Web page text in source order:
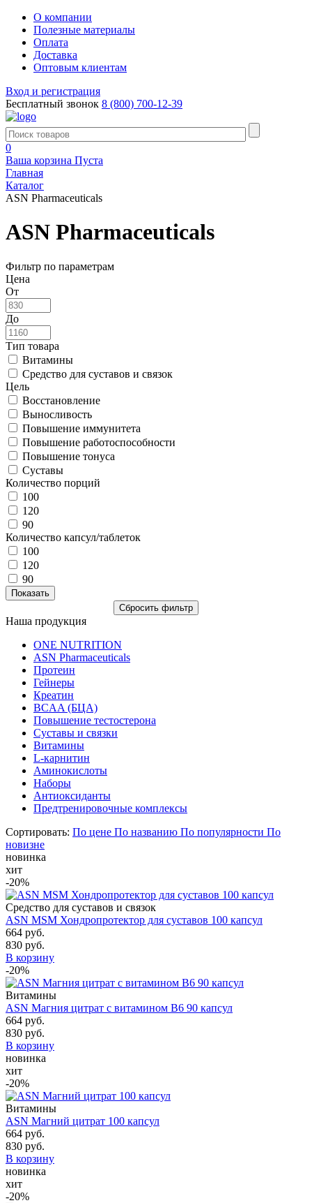
О компании
Полезные материалы
Оплата
Доставка
Оптовым клиентам
Вход и регистрация
Бесплатный звонок 8 (800) 700-12-39
0
Ваша корзина Пуста
Главная
Каталог
ASN Pharmaceuticals
ASN Pharmaceuticals
Фильтр по параметрам
Цена
От
До
Тип товара
Витамины
Средство для суставов и связок
Цель
Восстановление
Выносливость
Повышение иммунитета
Повышение работоспособности
Повышение тонуса
Суставы
Количество порций
100
120
90
Количество капсул/таблеток
100
120
90
Наша продукция
ONE NUTRITION
ASN Pharmaceuticals
Протеин
Гейнеры
Креатин
BCAA (БЦА)
Повышение тестостерона
Суставы и связки
Витамины
L-карнитин
Аминокислоты
Наборы
Антиоксиданты
Предтренировочные комплексы
Сортировать: По цене По названию По популярности По
новизне
новинка
хит
-20%
Средство для суставов и связок
ASN MSM Хондропротектор для суставов 100 капсул
664 руб.
830 руб.
В корзину
-20%
Витамины
ASN Магния цитрат с витамином B6 90 капсул
664 руб.
830 руб.
В корзину
новинка
хит
-20%
Витамины
ASN Магний цитрат 100 капсул
664 руб.
830 руб.
В корзину
новинка
хит
-20%